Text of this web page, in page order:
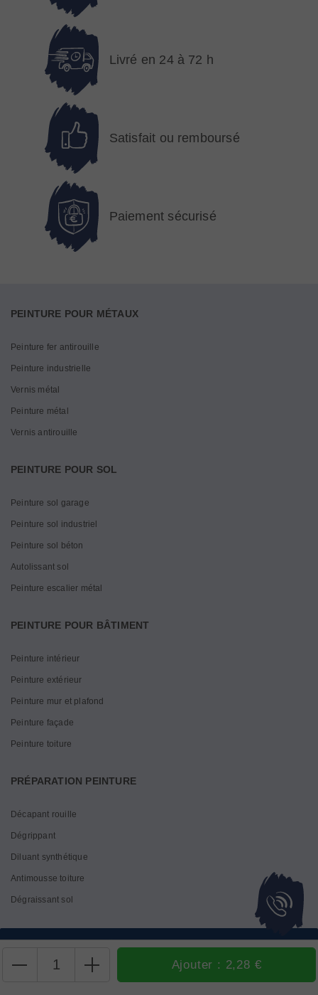
Livré en 24 à 72 h
Satisfait ou remboursé
Paiement sécurisé
PEINTURE POUR MÉTAUX
Peinture fer antirouille
Peinture industrielle
Vernis métal
Peinture métal
Vernis antirouille
PEINTURE POUR SOL
Peinture sol garage
Peinture sol industriel
Peinture sol béton
Autolissant sol
Peinture escalier métal
PEINTURE POUR BÂTIMENT
Peinture intérieur
Peinture extérieur
Peinture mur et plafond
Peinture façade
Peinture toiture
PRÉPARATION PEINTURE
Décapant rouille
Dégrippant
Diluant synthétique
Antimousse toiture
Dégraissant sol
av des Rimords 03410 DOMERAT